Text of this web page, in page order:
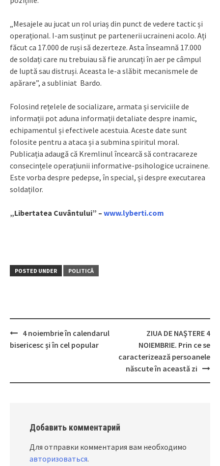
„Mesajele au jucat un rol uriaș din punct de vedere tactic și
operațional. I-am susținut pe partenerii ucraineni acolo. Ați
făcut ca 17.000 de ruși să dezerteze. Asta înseamnă 17.000
de soldați care nu trebuiau să fie aruncați în aer pe câmpul
de luptă sau distruși. Aceasta le-a slăbit mecanismele de
apărare”, a subliniat Bardo.
Folosind rețelele de socializare, armata și serviciile de
informații pot aduna informații detaliate despre inamic,
echipamentul și efectivele acestuia. Aceste date sunt
folosite pentru a ataca și a submina spiritul moral.
Publicația adaugă că Kremlinul încearcă să contracareze
consecințele operațiunii informative-psihologice ucrainene.
Este vorba despre pedepse, în special, și despre executarea
soldaților.
„Libertatea Cuvântului” – www.lyberti.com
POSTED UNDER POLITICĂ
Post
4 noiembrie în calendarul
bisericesc și în cel popular
ZIUA DE NAŞTERE 4
NOIEMBRIE. Prin ce se
caracterizează persoanele
născute în această zi
Добавить комментарий
Для отправки комментария вам необходимо
авторизоваться.